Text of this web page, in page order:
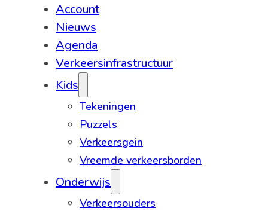
Account
Nieuws
Agenda
Verkeersinfrastructuur
Kids
Tekeningen
Puzzels
Verkeersgein
Vreemde verkeersborden
Onderwijs
Verkeersouders